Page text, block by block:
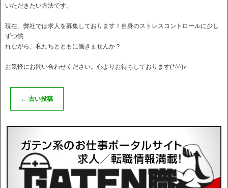
いただきたい方法です。
現在、弊社では求人を募集しております！自身のストレスコントロールに少し
ずつ慣
れながら、私たちとともに働きませんか？
お気軽にお問い合わせください。心よりお待ちしております(*^^)v
← 古い投稿